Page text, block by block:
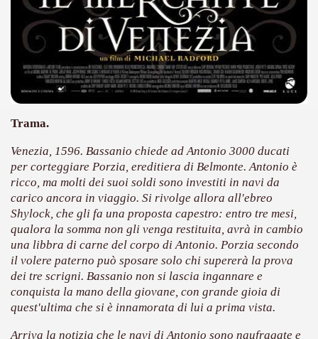
Trama.
Venezia, 1596. Bassanio chiede ad Antonio 3000 ducati
per corteggiare Porzia, ereditiera di Belmonte. Antonio è
ricco, ma molti dei suoi soldi sono investiti in navi da
carico ancora in viaggio. Si rivolge allora all'ebreo
Shylock, che gli fa una proposta capestro: entro tre mesi,
qualora la somma non gli venga restituita, avrà in cambio
una libbra di carne del corpo di Antonio. Porzia secondo
il volere paterno può sposare solo chi supererà la prova
dei tre scrigni. Bassanio non si lascia ingannare e
conquista la mano della giovane, con grande gioia di
quest'ultima che si è innamorata di lui a prima vista.
Arriva la notizia che le navi di Antonio sono naufragate e
e suspense a cui fa da sfondo il retroscena della
Se Ti Piacciono nel mese di Settembre 2013.
Se Ti Piacciono nel mese di Dicembre 2013.
Scorsese
mondo migliore.
David Lynch
classico
un esempio di film noir moderno
troppo parziale.